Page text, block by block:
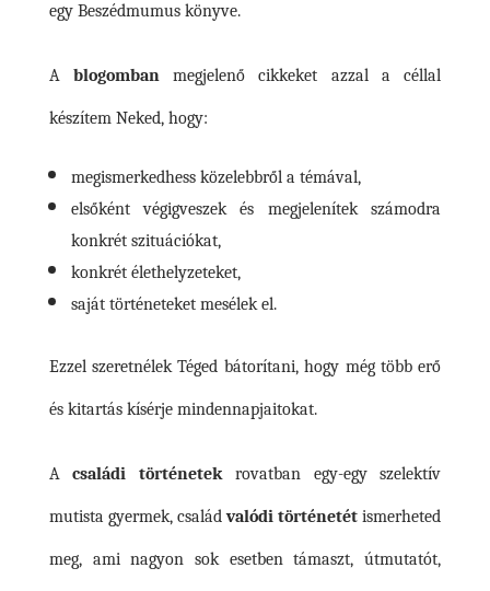
egy Beszédmumus könyve.
Ablogomban megjelenő cikkeket azzal a céllal
készítem Neked, hogy:
megismerkedhess közelebbről a témával,
elsőként végigveszek és megjelenítek számodra
konkrét szituációkat,
konkrét élethelyzeteket,
saját történeteket mesélek el.
Ezzel szeretnélek Téged bátorítani, hogy még több erő
és kitartás kísérje mindennapjaitokat.
Acsaládi történetekrovatban egy-egy szelektív
mutista gyermek, családvalódi történetét ismerheted
meg, ami nagyon sok esetben támaszt, útmutatót,